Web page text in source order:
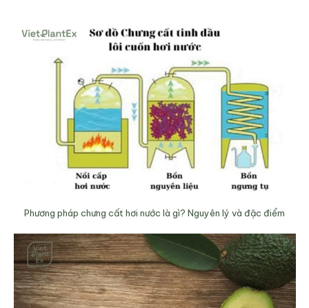
Phương pháp chưng cất hơi nước là gì? Nguyên lý và đặc điểm